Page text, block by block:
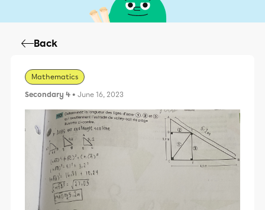
Back
Mathematics
Secondary 4 • June 16, 2023